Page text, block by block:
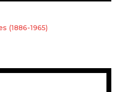
(1886-1965)